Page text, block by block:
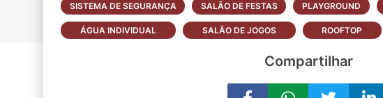
SISTEMA DE SEGURANÇA SALÃO DE FESTAS PLAYGROUND
ÁGUA INDIVIDUAL SALÃO DE JOGOS ROOFTOP
Compartilhar